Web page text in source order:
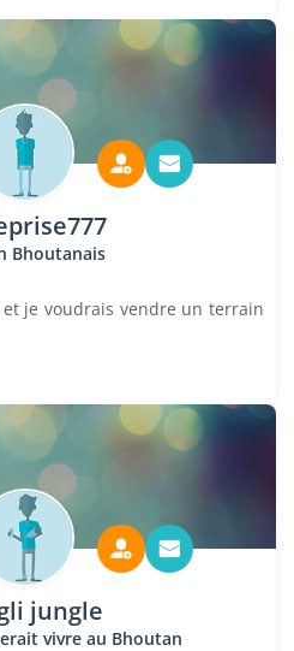
Bhoutanais
je voudrais vendre un terrain
jungle
vivre au Bhoutan